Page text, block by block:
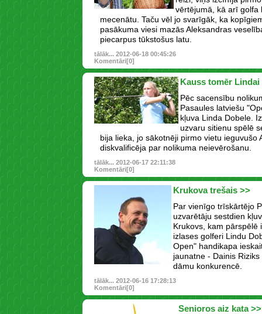
vērtējumā, kā arī golfa
mecenātu. Taču vēl jo svarīgāk, ka
pasākuma viesi mazās Aleksandras
piecarpus tūkstošus latu.
tālāk... 2012-06-18 00:45:26
Komentāri[0]
Kauss tomēr Lindai
Pēc sacensību
Pasaules latviešu
kļuva Linda Dobele.
uzvaru sitienu spēlē
bija lieka, jo sākotnēji pirmo vietu ieguvušo
diskvalificēja par nolikuma neievērošanu.
tālāk... 2012-06-17 22:11:38
Komentāri[0]
Krukova trešais >>
Par vienīgo trīskārtējo
uzvarētāju sestdien
Krukovs, kam pārspēlē
izlases golferi Lindu
Open" handikapa
jaunatne - Dainis
dāmu konkurencē.
tālāk... 2012-06-16 17:28:13
Komentāri[0]
Senioros aiz kata >>